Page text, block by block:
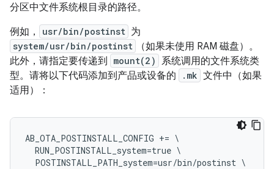
分区中文件系统根目录的路径。
例如，
usr/bin/postinst 为
system/usr/bin/postinst
（如果未使用 RAM 磁盘）。
此外，请指定要传递到 mount(2)
系统调用的文件系统类
型。请将以下代码添加到产品或设备的
.mk 文件中（如果
适用）：
AB_OTA_POSTINSTALL_CONFIG += \
  RUN_POSTINSTALL_system=true \
  POSTINSTALL_PATH_system=usr/bin/postinst \